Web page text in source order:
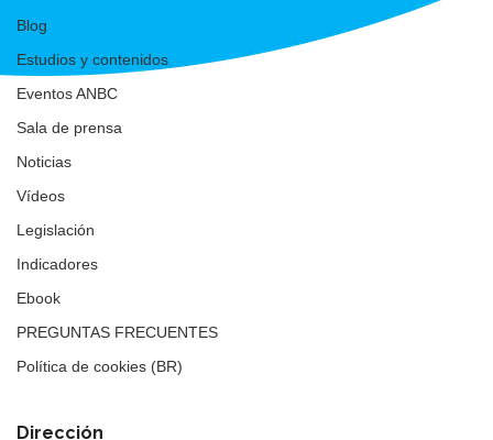
Blog
Estudios y contenidos
Eventos ANBC
Sala de prensa
Noticias
Vídeos
Legislación
Indicadores
Ebook
PREGUNTAS FRECUENTES
Política de cookies (BR)
Dirección